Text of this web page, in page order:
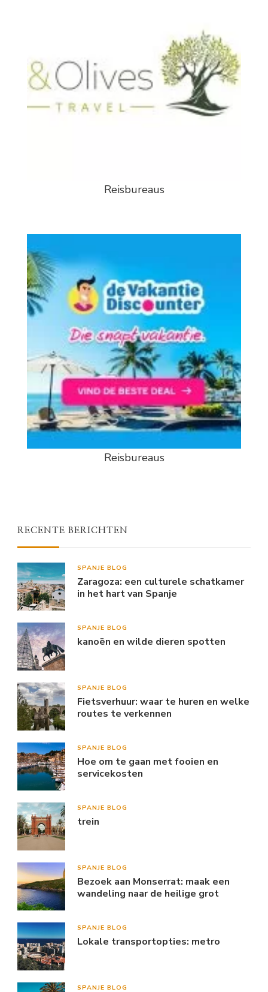
Reisbureaus
Reisbureaus
RECENTE BERICHTEN
SPANJE BLOG
Zaragoza: een culturele schatkamer
in het hart van Spanje
SPANJE BLOG
kanoën en wilde dieren spotten
SPANJE BLOG
Fietsverhuur: waar te huren en welke
routes te verkennen
SPANJE BLOG
Hoe om te gaan met fooien en
servicekosten
SPANJE BLOG
trein
SPANJE BLOG
Bezoek aan Monserrat: maak een
wandeling naar de heilige grot
SPANJE BLOG
Lokale transportopties: metro
SPANJE BLOG